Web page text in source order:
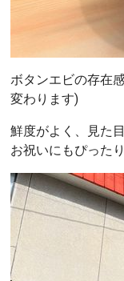
ボタンエビの存在
変わります)
鮮度がよく、見た
お祝いにもぴった